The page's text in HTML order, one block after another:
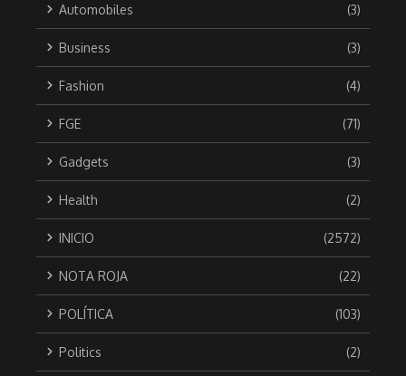
Automobiles (3)
Business (3)
Fashion (4)
FGE (71)
Gadgets (3)
Health (2)
INICIO (2572)
NOTA ROJA (22)
POLÍTICA (103)
Politics (2)